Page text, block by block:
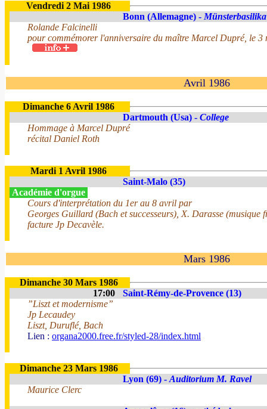
Vendredi 2 Mai 1986
Bonn (Allemagne) - Münsterbasilika
Rolande Falcinelli
pour commémorer l'anniversaire du maître Marcel Dupré, le 3
Avril 1986
Dimanche 6 Avril 1986
Dartmouth (Usa) - College
Hommage à Marcel Dupré
récital Daniel Roth
Mardi 1 Avril 1986
Saint-Malo (35)
Académie d'orgue
Cours d'interprétation du 1er au 8 avril par
Georges Guillard (Bach et successeurs), X. Darasse (musique
facture Jp Decavèle.
Mars 1986
Dimanche 30 Mars 1986
17:00
Saint-Rémy-de-Provence (13)
”Liszt et modernisme”
Jp Lecaudey
Liszt, Duruflé, Bach
Lien : organa2000.free.fr/styled-28/index.html
Dimanche 23 Mars 1986
Lyon (69) - Auditorium M. Ravel
Maurice Clerc